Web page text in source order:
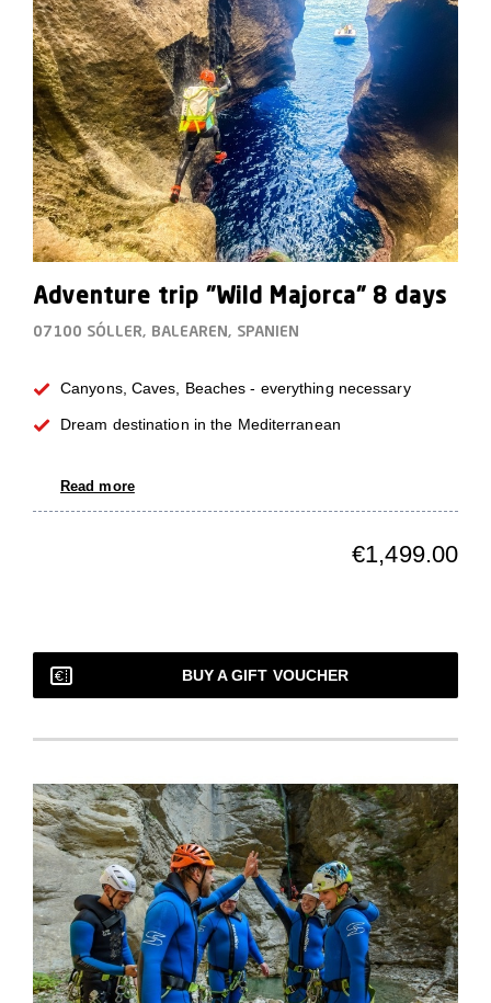
Adventure trip "Wild Majorca" 8 days
07100 SÓLLER, BALEAREN, SPANIEN
Canyons, Caves, Beaches - everything necessary
Dream destination in the Mediterranean
Read more
€1,499.00
BUY A GIFT VOUCHER